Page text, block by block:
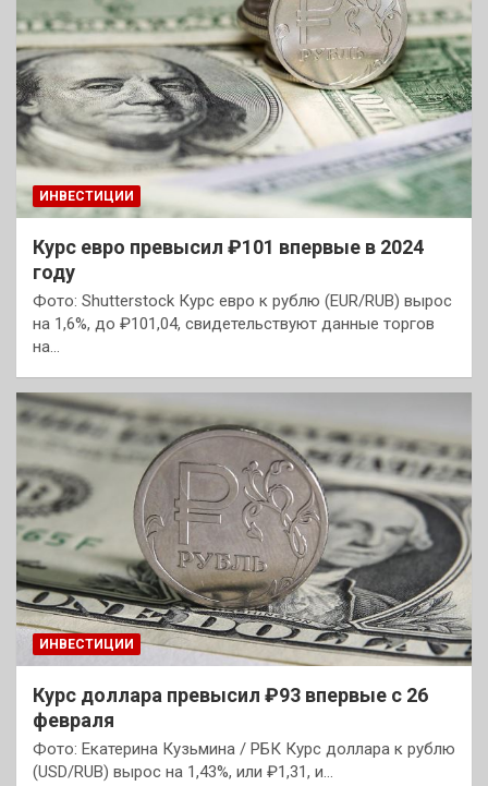
ИНВЕСТИЦИИ
Курс евро превысил ₽101 впервые в 2024
году
Фото: Shutterstock Курс евро к рублю (EUR/RUB) вырос
на 1,6%, до ₽101,04, свидетельствуют данные торгов
на…
ИНВЕСТИЦИИ
Курс доллара превысил ₽93 впервые с 26
февраля
Фото: Екатерина Кузьмина / РБК Курс доллара к рублю
(USD/RUB) вырос на 1,43%, или ₽1,31, и…